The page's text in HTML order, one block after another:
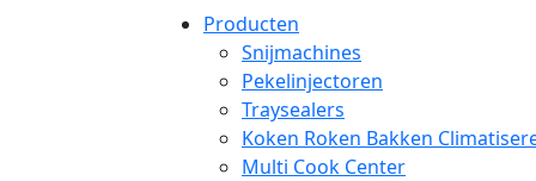
Producten
Snijmachines
Pekelinjectoren
Traysealers
Koken Roken Bakken
Multi Cook Center